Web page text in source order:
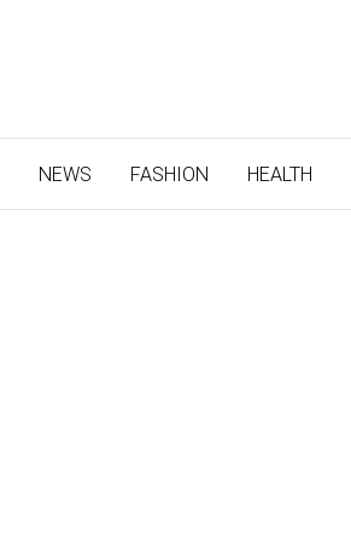
NEWS (CURRENT)
FASHION HEALTH